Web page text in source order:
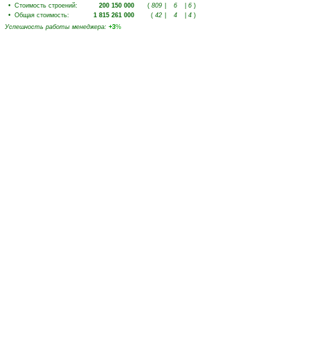
• Стоимость строений: 200 150 000 ( 809 6 6 )
• Общая стоимость: 1 815 261 000 ( 42 4 4 )
Успешность работы менеджера: +3%